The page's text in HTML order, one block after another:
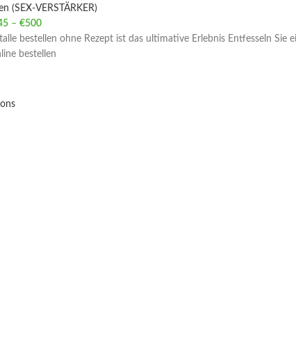
(SEX-VERSTÄRKER)
– €500Price range: €45 through €500
bestellen ohne Rezept ist das ultimative Erlebnis Entfesseln Sie
bestellen